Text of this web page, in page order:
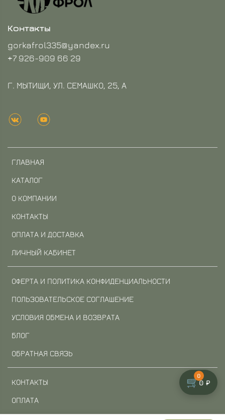
ГЛАВНАЯ
КАТАЛОГ
О КОМПАНИИ
КОНТАКТЫ
ОПЛАТА И ДОСТАВКА
ЛИЧНЫЙ КАБИНЕТ
ОФЕРТА И ПОЛИТИКА КОНФИДЕНЦИАЛЬНОСТИ
ПОЛЬЗОВАТЕЛЬСКОЕ СОГЛАШЕНИЕ
УСЛОВИЯ ОБМЕНА И ВОЗВРАТА
БЛОГ
ОБРАТНАЯ СВЯЗЬ
КОНТАКТЫ
ОПЛАТА
Контакты
gorkafrol335@yandex.ru
+7 926-909 66 29
Г. МЫТИЩИ, УЛ. СЕМАШКО, 25, А
🛒
0
0 ₽